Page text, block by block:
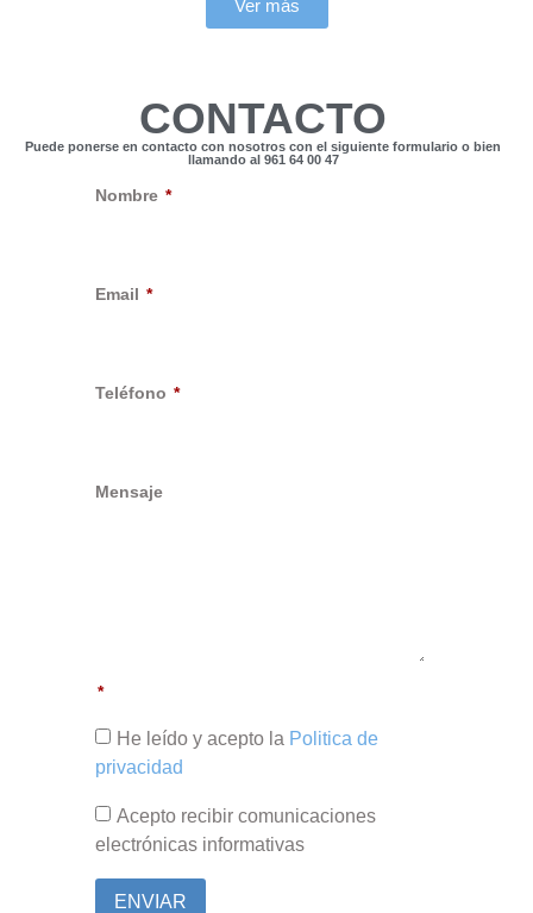
Ver más
CONTACTO
Puede ponerse en contacto con nosotros con el siguiente formulario o bien
llamando al 961 64 00 47
Nombre
Email
Teléfono
Mensaje
He leído y acepto la Politica de
privacidad
Acepto recibir comunicaciones
electrónicas informativas
ENVIAR